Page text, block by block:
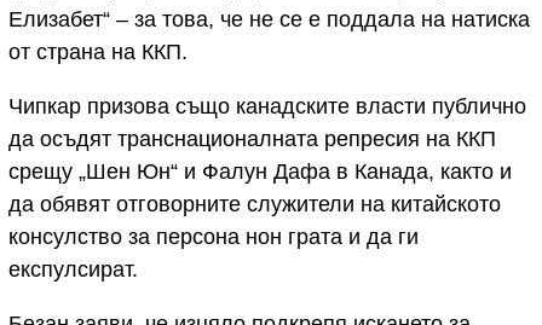
Елизабет“ – за това, че не се е поддала на натиска
от страна на ККП.
Чипкар призова също канадските власти публично
да осъдят транснационалната репресия на ККП
срещу „Шен Юн“ и Фалун Дафа в Канада, както и
да обявят отговорните служители на китайското
консулство за персона нон грата и да ги
експулсират.